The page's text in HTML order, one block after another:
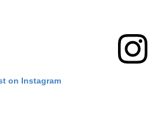
on Instagram